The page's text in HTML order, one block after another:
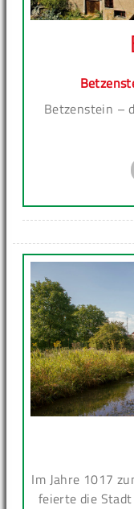
Betzenstein –
Im Jahre 1017
feierte die